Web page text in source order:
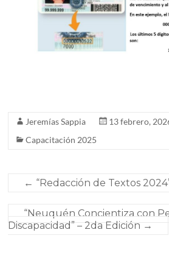
Jeremías Sappia
13 febrero,
Capacitación 2025
← “Redacción de Textos
“Neuquén Concientiza con
Discapacidad” – 2da Edición →